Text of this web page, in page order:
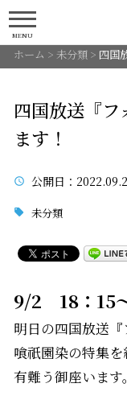
MENU
ホーム > 未分類> 四国
四国放送『
ます！
公開日 ：2022.09.2
未分類
9/2 18：15
明日の四国放送
喰祇園染の特集を
有難う御座います。